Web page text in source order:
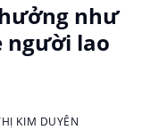
như
người lao
KIM DUYÊN